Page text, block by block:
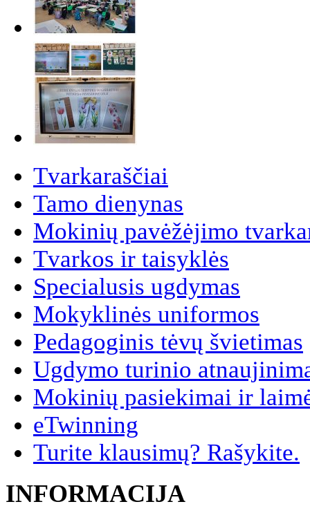
Tvarkaraščiai
Tamo dienynas
Mokinių pavėžėjimo
Tvarkos ir taisyklės
Specialusis ugdymas
Mokyklinės uniformos
Pedagoginis tėvų švietimas
Ugdymo turinio
Mokinių pasiekimai ir
eTwinning
Turite klausimų? Rašykite.
INFORMACIJA